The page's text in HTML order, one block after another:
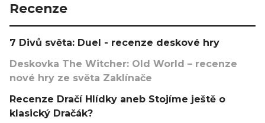
Recenze
7 Divů světa: Duel - recenze deskové hry
Deskovka The Witcher: Old World – recenze
nové hry ze světa Zaklínače
Recenze Dračí Hlídky aneb Stojíme ještě o
klasický Dračák?